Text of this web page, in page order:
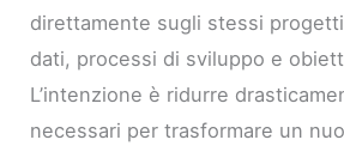
direttamente sugli stessi
dati, processi di sviluppo e
L’intenzione è ridurre
necessari per trasformare un